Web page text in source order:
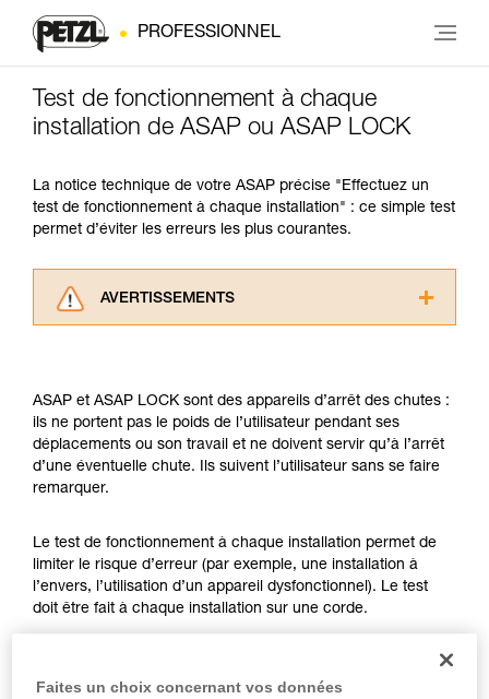
PROFESSIONNEL
Test de fonctionnement à chaque
installation de ASAP ou ASAP LOCK
La notice technique de votre ASAP précise "Effectuez un
test de fonctionnement à chaque installation" : ce simple test
permet d’éviter les erreurs les plus courantes.
AVERTISSEMENTS
informations de la notice technique pour
pouvoir comprendre ce complément
d’informations.
Maîtriser ces techniques nécessite une
formation et un entraînement spécifique. Validez
la manipulation, seul, en toute sécurité, avant
de la reproduire en autonomie.
Nous donnons des exemples de techniques
liées à votre activité. Il peut en exister d’autres
ASAP et ASAP LOCK sont des appareils d’arrêt des chutes :
ils ne portent pas le poids de l’utilisateur pendant ses
déplacements ou son travail et ne doivent servir qu’à l’arrêt
d’une éventuelle chute. Ils suivent l’utilisateur sans se faire
remarquer.
Le test de fonctionnement à chaque installation permet de
limiter le risque d’erreur (par exemple, une installation à
l’envers, l’utilisation d’un appareil dysfonctionnel). Le test
doit être fait à chaque installation sur une corde.
Pour l’ASAP LOCK, vérifiez que la fonction LOCK n’est pas
activée avant de faire le test.
Faites un choix concernant vos données